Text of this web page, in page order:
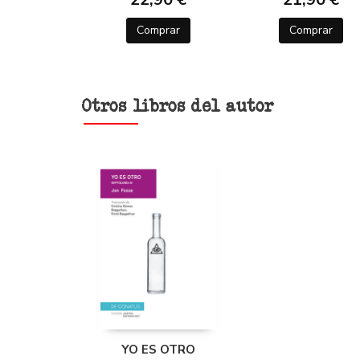
Comprar Comprar
Otros libros del autor
YO ES OTRO